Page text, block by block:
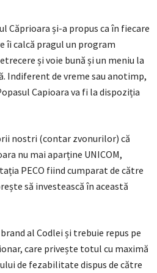
Căprioara și-a propus ca în fiecare
îi calcă pragul un program
și voie bună și un meniu la
Indiferent de vreme sau anotimp,
Capioara va fi la dispoziția
nostri (contar zvonurilor) că
nu mai aparține UNICOM,
PECO fiind cumparat de către
să investească în această
al Codlei și trebuie repus pe
care privește totul cu maximă
de fezabilitate dispus de către